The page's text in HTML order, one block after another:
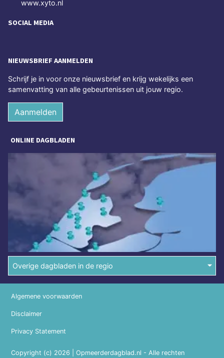
www.xyto.nl
SOCIAL MEDIA
NIEUWSBRIEF AANMELDEN
Schrijf je in voor onze nieuwsbrief en krijg wekelijks een
samenvatting van alle gebeurtenissen uit jouw regio.
Aanmelden
ONLINE DAGBLADEN
Overige dagbladen in de regio
Copyright (c) 2026 | Opmeerderdagblad.nl - Alle rechten
Algemene voorwaarden
Disclaimer
Privacy Statement